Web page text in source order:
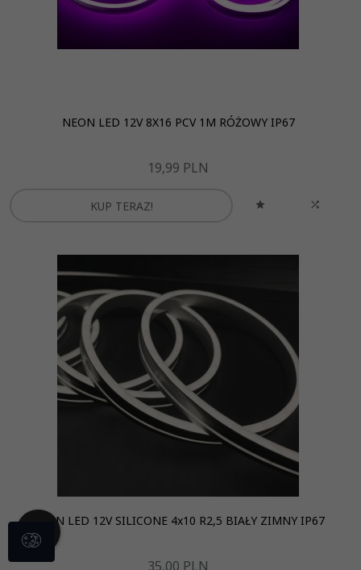
NEON LED 12V 8X16 PCV 1M RÓŻOWY IP67
19,99 PLN
KUP TERAZ!
NEON LED 12V SILICONE 4x10 R2,5 BIAŁY ZIMNY IP67
35,00 PLN